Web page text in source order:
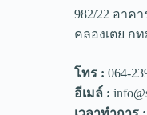
982/22 อาค
คลองเตย กท
โทร : 064-
อีเมล์ :